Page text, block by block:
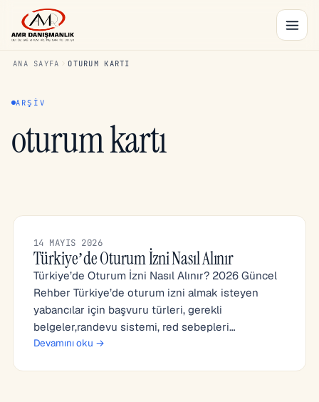
ANA SAYFA OTURUM KARTI
ARŞIV
oturum kartı
14 MAYIS 2026
Türkiye’de Oturum İzni Nasıl Alınır
Türkiye’de Oturum İzni Nasıl Alınır? 2026 Güncel
Rehber Türkiye’de oturum izni almak isteyen
yabancılar için başvuru türleri, gerekli
belgeler,randevu sistemi, red sebepleri…
Devamını oku →